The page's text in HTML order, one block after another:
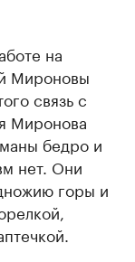
на
Мироновы
связь с
Миронова
бедро и
нет. Они
горы и